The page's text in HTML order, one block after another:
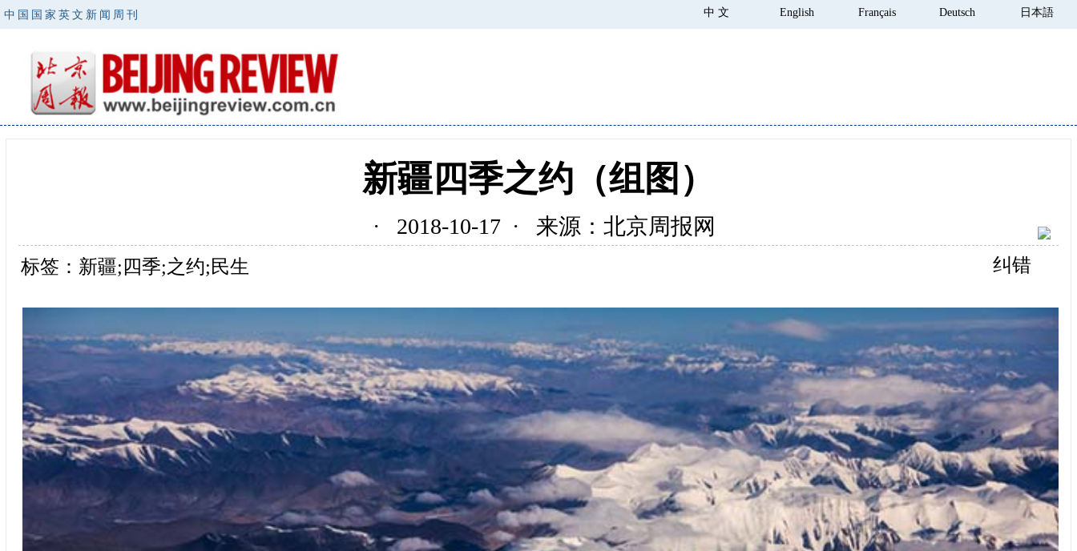
中国国家英文新闻周刊 日本語
Deutsch
Français
English
中 文
新疆四季之约（组图）
· 2018-10-17 · 来源：北京周报网
标签：新疆;四季;之约;民生 纠错